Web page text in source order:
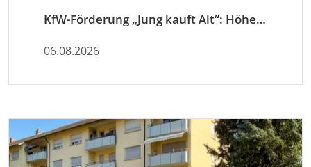
KfW-Förderung „Jung kauft Alt“: Höhere Kredite ab August 2026
06.08.2026